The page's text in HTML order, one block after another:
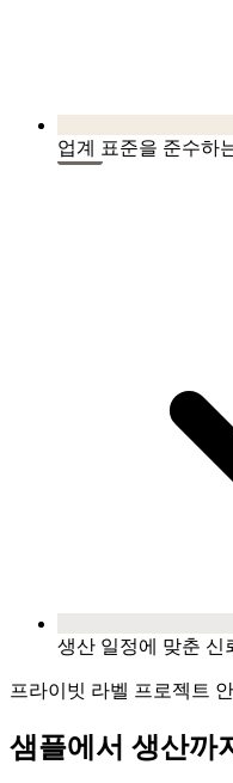
업계 표준을 준수하
생산 일정에 맞춘 신
프라이빗 라벨 프로젝트
샘플에서 생산까